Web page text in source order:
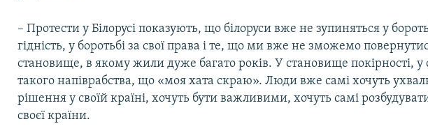
– Протести у Білорусі показують, що білоруси вже не зупиняться у
гідність, у боротьбі за свої права і те, що ми вже не зможемо
становище, в якому жили дуже багато років. У становище покірності,
такого напіврабства, що «моя хата скраю». Люди вже самі хочуть
рішення у своїй країні, хочуть бути важливими, хочуть самі
своєї країни.